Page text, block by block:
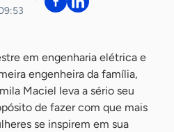
em engenharia elétrica e
engenheira da família,
Maciel leva a sério seu
de fazer com que mais
se inspirem em sua